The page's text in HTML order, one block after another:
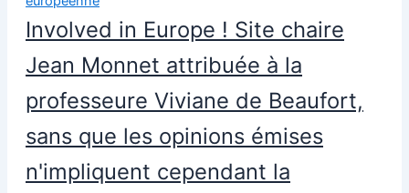
Involved in Europe ! Site chaire
Jean Monnet attribuée à la
professeure Viviane de Beaufort,
sans que les opinions émises
n'impliquent cependant la